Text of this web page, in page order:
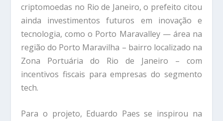
criptomoedas no Rio de Janeiro, o prefeito citou
ainda investimentos futuros em inovação e
tecnologia, como o Porto Maravalley — área na
região do Porto Maravilha – bairro localizado na
Zona Portuária do Rio de Janeiro – com
incentivos fiscais para empresas do segmento
tech.
Para o projeto, Eduardo Paes se inspirou na